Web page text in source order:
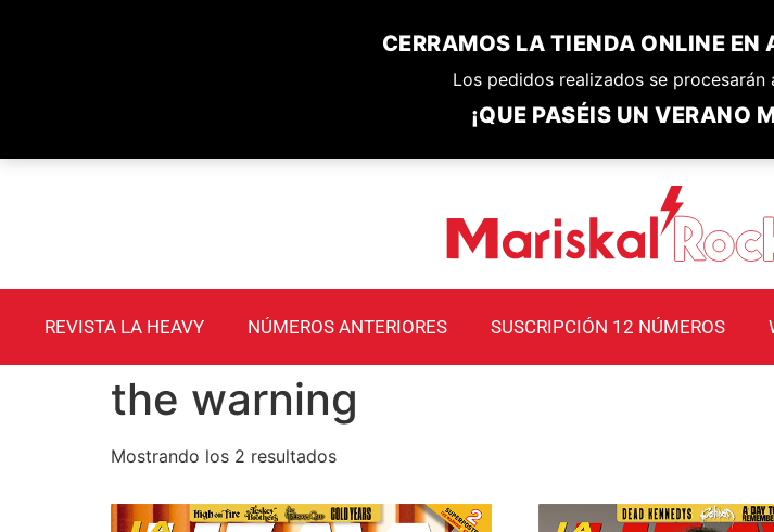
CERRAMOS LA TIENDA ONLINE EN
Los pedidos realizados se
¡QUE PASÉIS UN VERANO
REVISTA LA HEAVY NÚMEROS ANTERIORES SUSCRIPCIÓN 12 NÚMEROS
the warning
Mostrando los 2 resultados